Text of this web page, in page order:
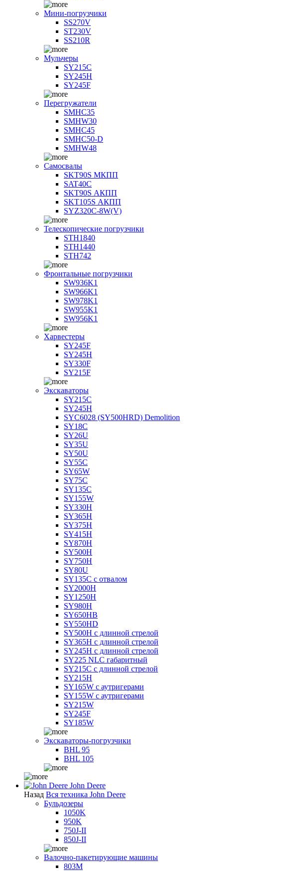
Мини-погрузчики
SS270V
ST230V
SS210R
Мульчеры
SY215C
SY245H
SY245F
Перегружатели
SMHC35
SMHW30
SMHC45
SMHC50-D
SMHW48
Самосвалы
SKT90S МКПП
SAT40C
SKT90S АКПП
SKT105S АКПП
SYZ320C-8W(V)
Телескопические погрузчики
STH1840
STH1440
STH742
Фронтальные погрузчики
SW936K1
SW966K1
SW978K1
SW955K1
SW956K1
Харвестеры
SY245F
SY245H
SY330F
SY215F
Экскаваторы
SY215C
SY245H
SYC6028 (SY500HRD) Demolition
SY18C
SY26U
SY35U
SY50U
SY55C
SY65W
SY75C
SY135C
SY155W
SY330H
SY365H
SY375H
SY415H
SY870H
SY500H
SY750H
SY80U
SY135C с отвалом
SY2000H
SY1250H
SY980H
SY650HB
SY550HD
SY500H с длинной стрелой
SY365H с длинной стрелой
SY245H с длинной стрелой
SY225 NLC габаритный
SY215C с длинной стрелой
SY215H
SY165W с аутригерами
SY155W с аутригерами
SY215W
SY245F
SY185W
Экскаваторы-погрузчики
BHL 95
BHL 105
John Deere
Назад Вся техника John Deere
Бульдозеры
1050K
950K
750J-II
850J-II
Валочно-пакетирующие машины
803M